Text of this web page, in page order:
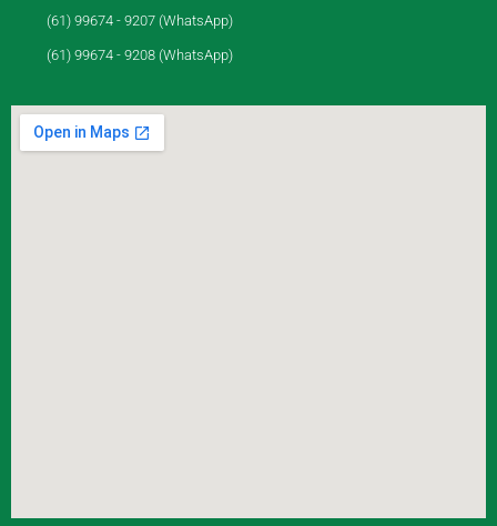
(61) 99674 - 9207 (WhatsApp)
(61) 99674 - 9208 (WhatsApp)